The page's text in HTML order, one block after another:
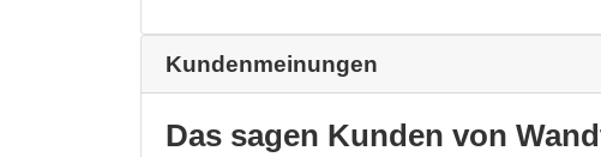
Kundenmeinungen
Das sagen Kunden von